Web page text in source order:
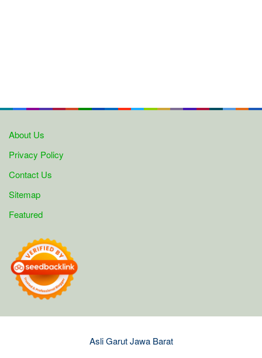
About Us
Privacy Policy
Contact Us
Sitemap
Featured
Asli Garut Jawa Barat